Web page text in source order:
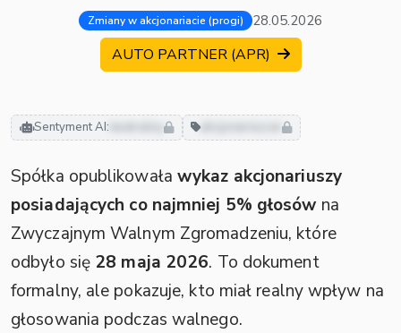
Zmiany w akcjonariacie (progi) 28.05.2026
AUTO PARTNER (APR)
Sentyment AI: neutralny akcjonariusze
Spółka opublikowała wykaz akcjonariuszy
posiadających co najmniej 5% głosów na
Zwyczajnym Walnym Zgromadzeniu, które
odbyło się 28 maja 2026. To dokument
formalny, ale pokazuje, kto miał realny wpływ na
głosowania podczas walnego.